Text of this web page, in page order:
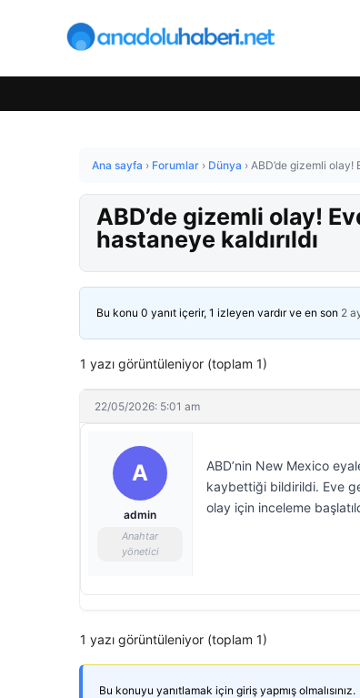
Ana sayfa › Forumlar › Dünya › ABD’de gizemli olay!
ABD’de gizemli olay!
hastaneye kaldırıldı
Bu konu 0 yanıt içerir, 1 izleyen vardır ve en son 2
1 yazı görüntüleniyor (toplam 1)
22/05/2026: 5:01 am
A
admin
Anahtar
yönetici
ABD’nin New Mexico
kaybettiği bildirildi. Eve
olay için inceleme
1 yazı görüntüleniyor (toplam 1)
Bu konuyu yanıtlamak için giriş yapmış olmalısınız.